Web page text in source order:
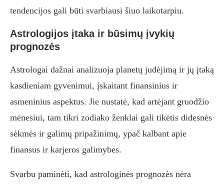
tendencijos gali būti svarbiausi šiuo laikotarpiu.
Astrologijos įtaka ir būsimų įvykių
prognozės
Astrologai dažnai analizuoja planetų judėjimą ir jų įtaką
kasdieniam gyvenimui, įskaitant finansinius ir
asmeninius aspektus. Jie nustatė, kad artėjant gruodžio
mėnesiui, tam tikri zodiako ženklai gali tikėtis didesnės
sėkmės ir galimų pripažinimų, ypač kalbant apie
finansus ir karjeros galimybes.
Svarbu paminėti, kad astrologinės prognozės nėra